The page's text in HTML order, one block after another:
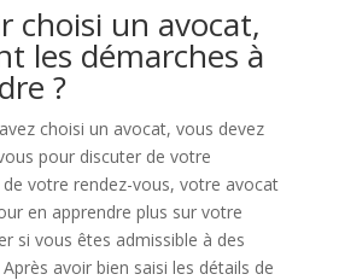
choisi un avocat,
les démarches à
?
choisi un avocat, vous devez
pour discuter de votre
votre rendez-vous, votre avocat
en apprendre plus sur votre
si vous êtes admissible à des
avoir bien saisi les détails de